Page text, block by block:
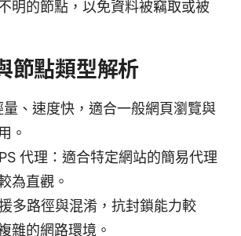
明的節點，以免資料被竊取或被
節點類型解析
、速度快，適合一般網頁瀏覽與
。
代理：適合特定網站的簡易代理
為直觀。
多路徑與混淆，抗封鎖能力較
雜的網路環境。